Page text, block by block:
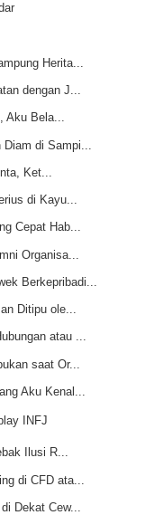
Herita...
dengan J...
Aku Bela...
di Sampi...
Ket...
di Kayu...
Cepat Hab...
Organisa...
Berkepribadi...
Ditipu ole...
atau ...
saat Or...
Aku Kenal...
INFJ
Ilusi R...
di CFD ata...
Dekat Cew...